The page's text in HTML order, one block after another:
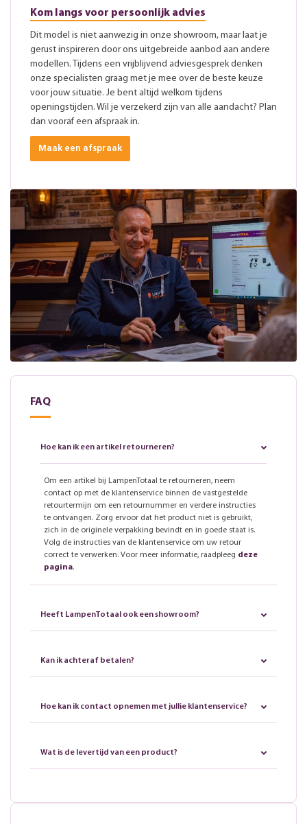
Kom langs voor persoonlijk advies
Dit model is niet aanwezig in onze showroom, maar laat je
gerust inspireren door ons uitgebreide aanbod aan andere
modellen. Tijdens een vrijblijvend adviesgesprek denken
onze specialisten graag met je mee over de beste keuze
voor jouw situatie. Je bent altijd welkom tijdens
openingstijden. Wil je verzekerd zijn van alle aandacht? Plan
dan vooraf een afspraak in.
Maak een afspraak
FAQ
Hoe kan ik een artikel retourneren?
Om een artikel bij LampenTotaal te retourneren, neem
contact op met de klantenservice binnen de vastgestelde
retourtermijn om een retournummer en verdere instructies
te ontvangen. Zorg ervoor dat het product niet is gebruikt,
zich in de originele verpakking bevindt en in goede staat is.
Volg de instructies van de klantenservice om uw retour
correct te verwerken. Voor meer informatie, raadpleeg deze
pagina.
Heeft LampenTotaal ook een showroom?
Kan ik achteraf betalen?
Hoe kan ik contact opnemen met jullie klantenservice?
Wat is de levertijd van een product?